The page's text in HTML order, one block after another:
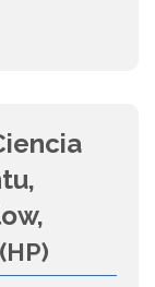
(HP)